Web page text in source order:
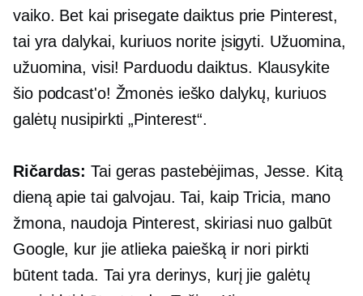
vaiko. Bet kai prisegate daiktus prie Pinterest,
tai yra dalykai, kuriuos norite įsigyti. Užuomina,
užuomina, visi! Parduodu daiktus. Klausykite
šio podcast'o! Žmonės ieško dalykų, kuriuos
galėtų nusipirkti „Pinterest“.
Ričardas: Tai geras pastebėjimas, Jesse. Kitą
dieną apie tai galvojau. Tai, kaip Tricia, mano
žmona, naudoja Pinterest, skiriasi nuo galbūt
Google, kur jie atlieka paiešką ir nori pirkti
būtent tada. Tai yra derinys, kurį jie galėtų